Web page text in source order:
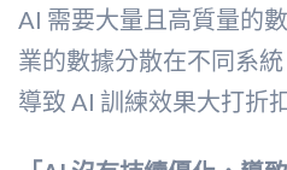
AI 需要大量且高質量的
業的數據分散在不同系
導致 AI 訓練效果大打折